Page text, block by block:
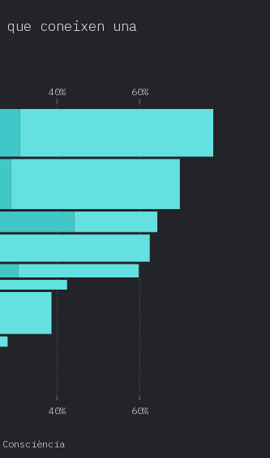
coneixen una
Consciència
40% 60%
40% 60%